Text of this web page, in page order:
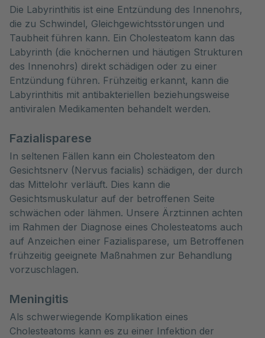
Die Labyrinthitis ist eine Entzündung des Innenohrs,
die zu Schwindel, Gleichgewichtsstörungen und
Taubheit führen kann. Ein Cholesteatom kann das
Labyrinth (die knöchernen und häutigen Strukturen
des Innenohrs) direkt schädigen oder zu einer
Entzündung führen. Frühzeitig erkannt, kann die
Labyrinthitis mit antibakteriellen beziehungsweise
antiviralen Medikamenten behandelt werden.
Fazialisparese
In seltenen Fällen kann ein Cholesteatom den
Gesichtsnerv (Nervus facialis) schädigen, der durch
das Mittelohr verläuft. Dies kann die
Gesichtsmuskulatur auf der betroffenen Seite
schwächen oder lähmen. Unsere Ärzt:innen achten
im Rahmen der Diagnose eines Cholesteatoms auch
auf Anzeichen einer Fazialisparese, um Betroffenen
frühzeitig geeignete Maßnahmen zur Behandlung
vorzuschlagen.
Meningitis
Als schwerwiegende Komplikation eines
Cholesteatoms kann es zu einer Infektion der